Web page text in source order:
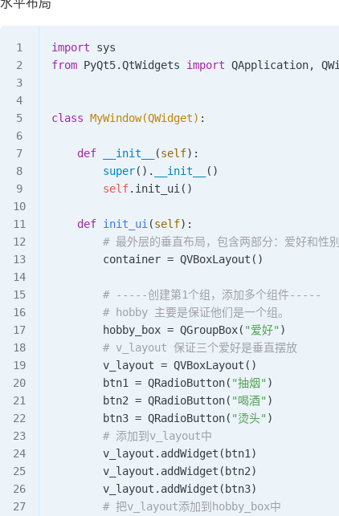
import sys
from PyQt5.QtWidgets import QApplication,
class MyWindow(QWidget) :
    def
__init__ (self):
        super
(). __init__
()
        self
. init_ui ()
    def
init_ui (self):
        # 最外层的垂直布局，包含两部分：爱好和性别
        container
= QVBoxLayout ()
        # -----创建第1个组，添加多个组件-----
        # hobby 主要是保证他们是一个组。
        hobby_box
= QGroupBox( "爱好" )
        # v_layout 保证三个爱好是垂直摆放
        v_layout
= QVBoxLayout ()
        btn1
= QRadioButton( "抽烟" )
        btn2
= QRadioButton( "喝酒" )
        btn3
= QRadioButton( "烫头" )
        # 添加到v_layout中
        v_layout.
addWidget (btn1)
        v_layout.
addWidget (btn2)
        v_layout.
addWidget (btn3)
        # 把v_layout添加到hobby_box中